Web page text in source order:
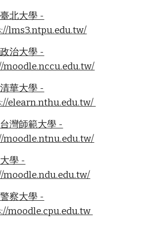
北大學 -
lms3.ntpu.edu.tw/
治大學 -
moodle.nccu.edu.tw/
華大學 -
elearn.nthu.edu.tw/
灣師範大學 -
moodle.ntnu.edu.tw/
學 -
moodle.ndu.edu.tw/
察大學 -
moodle.cpu.edu.tw